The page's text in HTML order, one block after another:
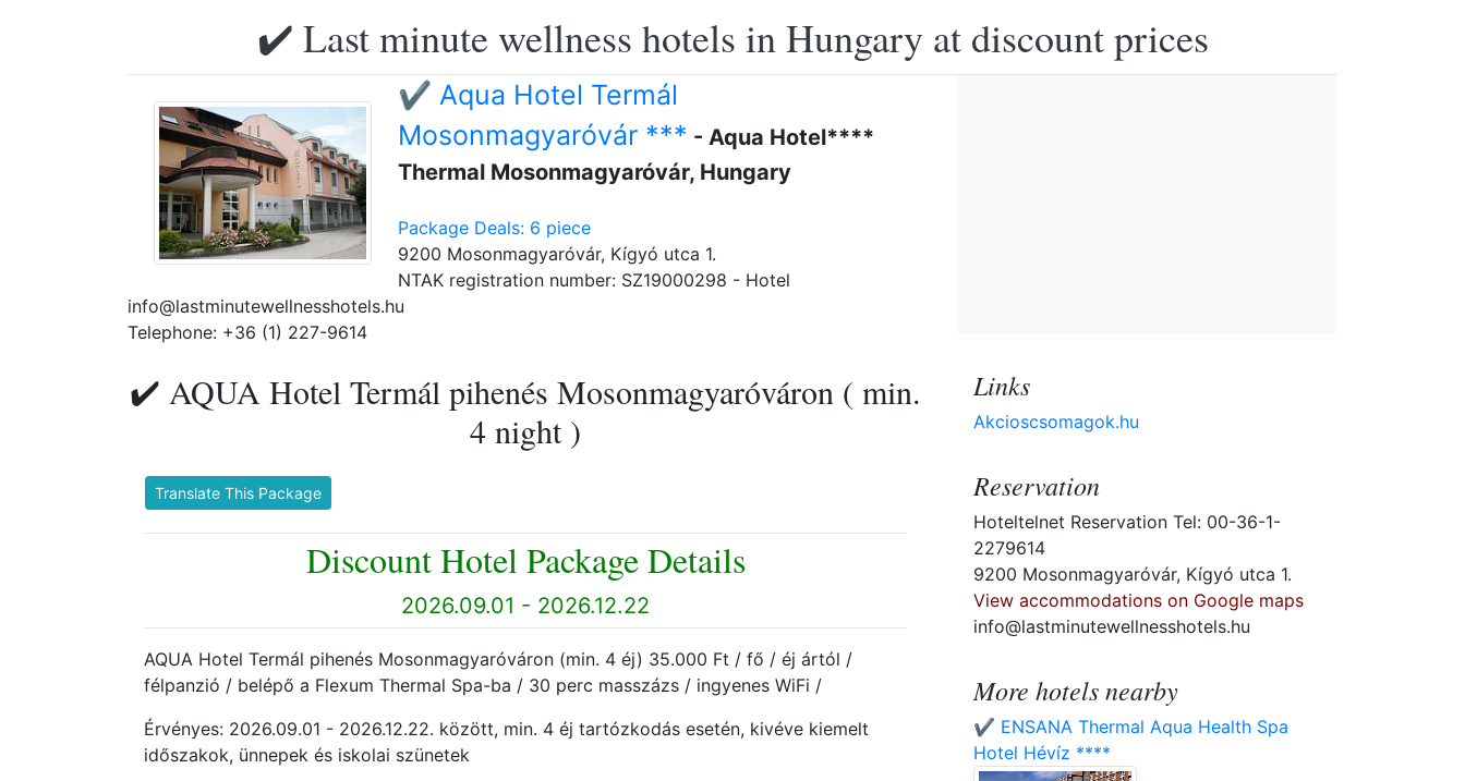
✔️ Last minute wellness hotels in Hungary at discount prices
✔️ Aqua Hotel Termál
Mosonmagyaróvár *** - Aqua Hotel****
Thermal Mosonmagyaróvár, Hungary
Package Deals: 6 piece
9200 Mosonmagyaróvár, Kígyó utca 1.
NTAK registration number: SZ19000298 - Hotel
info@lastminutewellnesshotels.hu
Telephone: +36 (1) 227-9614
✔️ AQUA Hotel Termál pihenés Mosonmagyaróváron ( min.
4 night )
Translate This Package
Discount Hotel Package Details
2026.09.01 - 2026.12.22
AQUA Hotel Termál pihenés Mosonmagyaróváron (min. 4 éj) 35.000 Ft / fő / éj ártól /
félpanzió / belépő a Flexum Thermal Spa-ba / 30 perc masszázs / ingyenes WiFi /
Érvényes: 2026.09.01 - 2026.12.22. között, min. 4 éj tartózkodás esetén, kivéve kiemelt
időszakok, ünnepek és iskolai szünetek
Links
Akcioscsomagok.hu
Reservation
Hoteltelnet Reservation Tel: 00-36-1-
2279614
9200 Mosonmagyaróvár, Kígyó utca 1.
View accommodations on Google maps
info@lastminutewellnesshotels.hu
More hotels nearby
✔️ ENSANA Thermal Aqua Health Spa
Hotel Hévíz ****